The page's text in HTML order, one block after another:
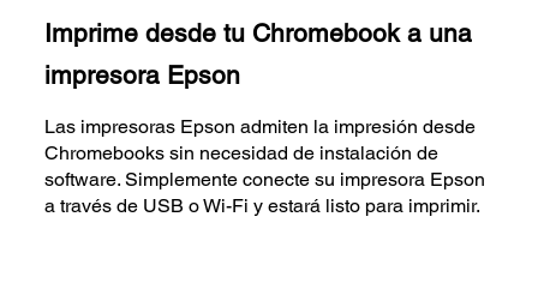
Imprime desde tu Chromebook a una
impresora Epson
Las impresoras Epson admiten la impresión desde
Chromebooks sin necesidad de instalación de
software. Simplemente conecte su impresora Epson
a través de USB o Wi-Fi y estará listo para imprimir.